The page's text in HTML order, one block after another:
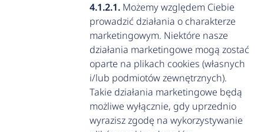
Możemy względem Ciebie
prowadzić działania o charakterze
marketingowym. Niektóre nasze
działania marketingowe mogą zostać
oparte na plikach cookies (własnych
i/lub podmiotów zewnętrznych).
Takie działania marketingowe będą
możliwe wyłącznie, gdy uprzednio
wyrazisz zgodę na wykorzystywanie